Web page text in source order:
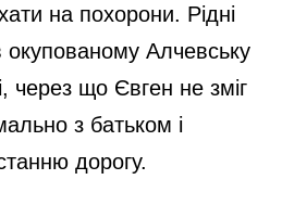
на похорони. Рідні
Алчевську
через що Євген не зміг
з батьком і
дорогу.